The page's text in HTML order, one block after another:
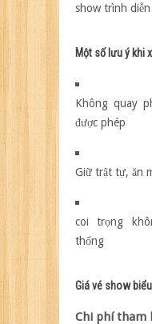
show trình diễn
Một số lưu ý khi
Không quay
được phép
Giữ trật tự, ăn
coi trọng
thống
Giá vé show
Chi phí tham